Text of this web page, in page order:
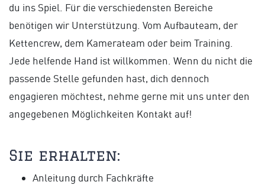
du ins Spiel. Für die verschiedensten Bereiche
benötigen wir Unterstützung. Vom Aufbauteam, der
Kettencrew, dem Kamerateam oder beim Training.
Jede helfende Hand ist willkommen. Wenn du nicht die
passende Stelle gefunden hast, dich dennoch
engagieren möchtest, nehme gerne mit uns unter den
angegebenen Möglichkeiten Kontakt auf!
Sie erhalten:
Anleitung durch Fachkräfte